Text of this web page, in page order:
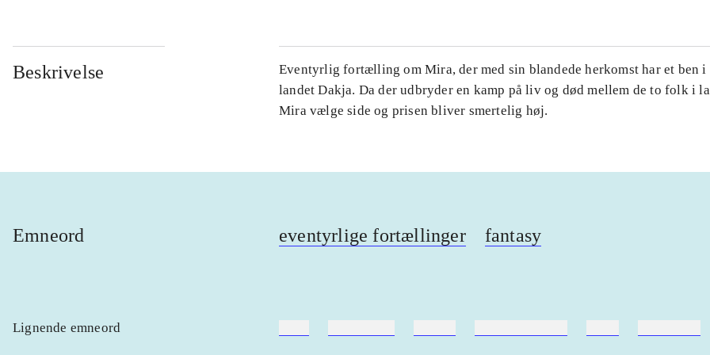
Beskrivelse
Eventyrlig fortælling om Mira, der med sin blandede herkomst har et ben
landet Dakja. Da der udbryder en kamp på liv og død mellem de to folk i
Mira vælge side og prisen bliver smertelig høj.
Emneord eventyrlige fortællinger fantasy
Lignende emneord